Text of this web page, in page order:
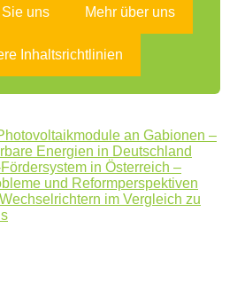
uns Mehr über uns
Inhaltsrichtlinien
an Gabionen –
Energien in Deutschland
in Österreich –
und Reformperspektiven
im Vergleich zu